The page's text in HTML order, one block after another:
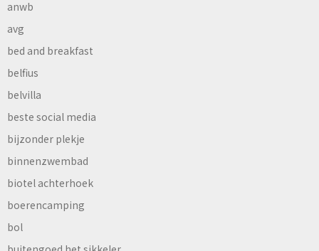
anwb
avg
bed and breakfast
belfius
belvilla
beste social media
bijzonder plekje
binnenzwembad
biotel achterhoek
boerencamping
bol